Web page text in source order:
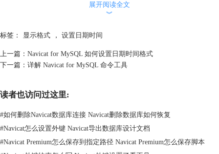
mmmm：以英文完整名作为月份（January-December），使用
yy：2 位数作为年份（00-99）。
yyyy：4 位数作为年份（0000-9999）。
h：小时不以零开头（0-23）。
nn：分以零开头（00-59）。
ss：秒以零开头（00-59）。
t：时间使用 ShortTimeFormat 全局变量提供的格式。
tt：时间使用 LongTimeFormat 全局变量提供的格式。
am/pm：为之前的 h 或 hh 符的时间使用 12 小时时钟，"am" 代表任何在
展开阅读全文
︾
标签： 显示格式 ， 设置日期时间
上一篇： Navicat for MySQL 如何设置日期时间格式
下一篇： 详解 Navicat for MySQL 命令工具
读者也访问过这里:
#如何删除Navicat数据库连接 Navicat删除数据库如何恢复
#Navicat怎么设置外键 Navicat导出数据库设计文档
#Navicat Premium怎么保存到指定路径 Navicat Premium怎么保存脚本